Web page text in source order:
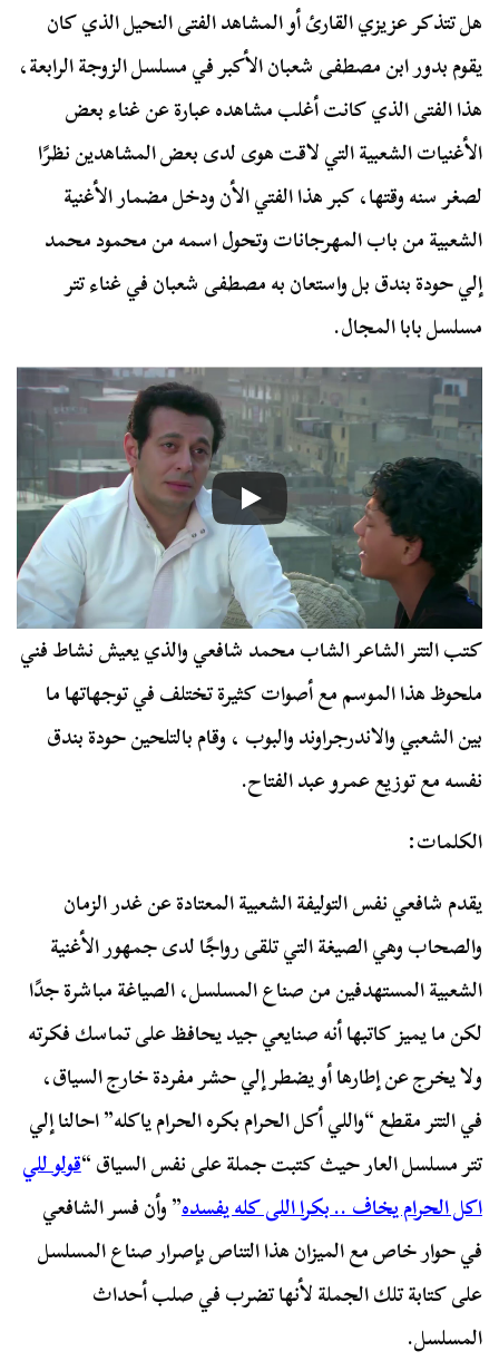
هل تتذكر عزيزي القارئ أو المشاهد الفتى النحيل الذي كان
يقوم بدور ابن مصطفى شعبان الأكبر في مسلسل الزوجة الرابعة،
هذا الفتى الذي كانت أغلب مشاهده عبارة عن غناء بعض
الأغنيات الشعبية التي لاقت هوى لدى بعض المشاهدين نظرًا
لصغر سنه وقتها، كبر هذا الفتي الأن ودخل مضمار الأغنية
الشعبية من باب المهرجانات وتحول اسمه من محمود محمد
إلي حودة بندق بل واستعان به مصطفى شعبان في غناء تتر
مسلسل بابا المجال.
كتب التتر الشاعر الشاب محمد شافعي والذي يعيش نشاط فني
ملحوظ هذا الموسم مع أصوات كثيرة تختلف في توجهاتها ما
بين الشعبي والاندرجراوند والبوب ، وقام بالتلحين حودة بندق
نفسه مع توزيع عمرو عبد الفتاح.
الكلمات:
يقدم شافعي نفس التوليفة الشعبية المعتادة عن غدر الزمان
والصحاب وهي الصيغة التي تلقى رواجًا لدى جمهور الأغنية
الشعبية المستهدفين من صناع المسلسل، الصياغة مباشرة جدًا
لكن ما يميز كاتبها أنه صنايعي جيد يحافظ على تماسك فكرته
ولا يخرج عن إطارها أو يضطر إلي حشر مفردة خارج السياق،
في التتر مقطع “واللي أكل الحرام بكره الحرام ياكله” احالنا إلي
تتر مسلسل العار حيث كتبت جملة على نفس السياق “قولو للي
اكل الحرام يخاف .. بكرا اللى كله يفسده” وأن فسر الشافعي
في حوار خاص مع الميزان هذا التناص بإصرار صناع المسلسل
على كتابة تلك الجملة لأنها تضرب في صلب أحداث
المسلسل.